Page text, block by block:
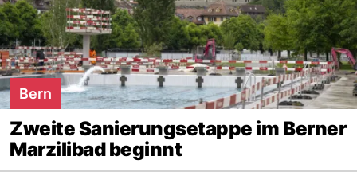
Bern
Zweite Sanierungsetappe im Berner
Marzilibad beginnt